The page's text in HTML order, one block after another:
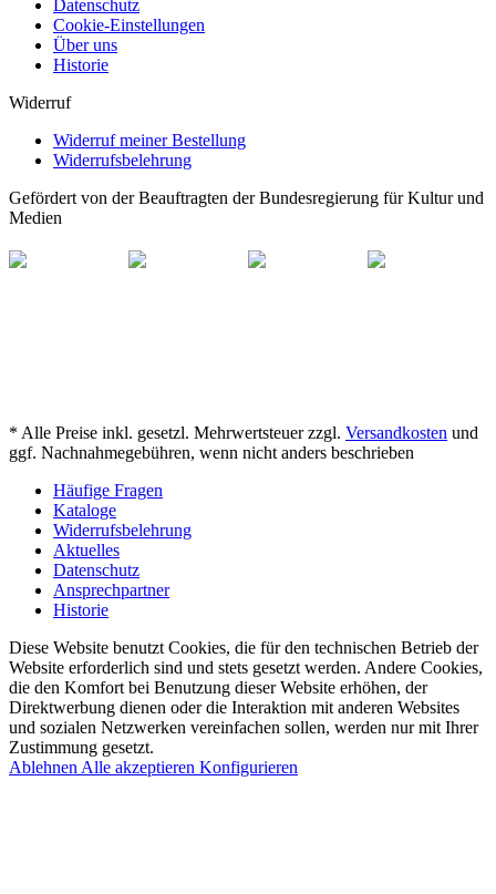
Datenschutz
Cookie-Einstellungen
Über uns
Historie
Widerruf
Widerruf meiner Bestellung
Widerrufsbelehrung
Gefördert von der Beauftragten der Bundesregierung für Kultur und
Medien
* Alle Preise inkl. gesetzl. Mehrwertsteuer zzgl. Versandkosten und
ggf. Nachnahmegebühren, wenn nicht anders beschrieben
Häufige Fragen
Kataloge
Widerrufsbelehrung
Aktuelles
Datenschutz
Ansprechpartner
Historie
Diese Website benutzt Cookies, die für den technischen Betrieb der
Website erforderlich sind und stets gesetzt werden. Andere Cookies,
die den Komfort bei Benutzung dieser Website erhöhen, der
Direktwerbung dienen oder die Interaktion mit anderen Websites
und sozialen Netzwerken vereinfachen sollen, werden nur mit Ihrer
Zustimmung gesetzt.
AblehnenAlle akzeptieren Konfigurieren